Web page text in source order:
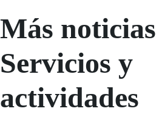
Más noticias
Servicios y
actividades